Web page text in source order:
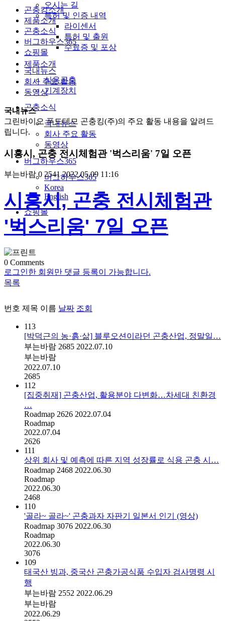
오시는 길
특허 및 인증 내역
라이센서
특허 및 출원
수료증 및 포상
제품소개
식용곤충
기계장치
곤충소식
국내뉴스
회사 주요 활동
동영상
버그하우스365
버그하우스365
Korea
English
쇼핑몰
곤충킹소개
제품소개
곤충소식
버그하우스365
쇼핑몰
국내뉴스
회사 주요 활동
동영상
국내뉴스
그린바이오 푸드테므 곤충킹(주)의 주요 활동 내용을 알려드
립니다.
시흥시, 곤충 전시체험관 '벅스리움' 7일 오픈
부는바람 0 25412022.05.09 11:16
시흥시, 곤충 전시체험관
'벅스리움' 7일 오픈
0 Comments
로그인한 회원만 댓글 등록이 가능합니다.
목록
번호 제목 이름 날짜 조회
113
[박덕근의 농·흙·삶] 블루오션이라던 곤충산업, 정말일…
부는바람 2685 2022.07.10
부는바람
2022.07.10
2685
112
[집중취재] 곤충산업, 활용분야 다변화…차세대 친환경
…
Roadmap 2626 2022.07.04
Roadmap
2022.07.04
2626
111
상위 회사 및 예측에 따른 지역 성장률로 식용 곤충 시…
Roadmap 2468 2022.06.30
Roadmap
2022.06.30
2468
110
'골라~ 골라~' 곤충과자 자판기 일본서 인기 (영상)
Roadmap 3076 2022.06.30
Roadmap
2022.06.30
3076
109
태국산 빙과, 중국산 곤충가공식품 수입자 검사명령 시
행
부는바람 2552 2022.06.29
부는바람
2022.06.29